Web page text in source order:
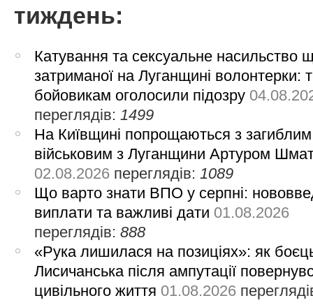
тиждень:
Катування та сексуальне насильство
затриманої на Луганщині волонтерки:
бойовикам оголосили підозру
переглядів: 1499
На Київщині попрощаються з загиблим
військовим з Луганщини Артуром
02.08.2026 переглядів: 1089
Що варто знати ВПО у серпні:
виплати та важливі дати 01.08.2026
переглядів:888
«Рука лишилася на позиціях»: як
Лисичанська після ампутації
цивільного життя 01.08.2026